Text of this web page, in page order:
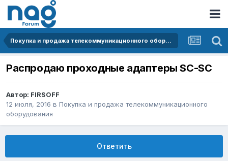
Покупка и продажа телекоммуникационного оборудования
Распродаю проходные адаптеры SC-SC
Автор: FIRSOFF
12 июля, 2016 в Покупка и продажа телекоммуникационного
оборудования
Ответить